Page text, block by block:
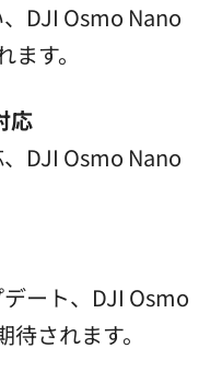
DJI Osmo Nano
す。
応
DJI Osmo Nano
ート、DJI Osmo
されます。